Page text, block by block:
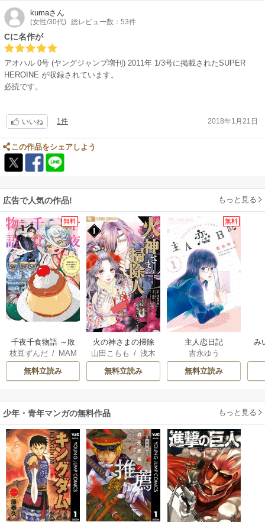
kumaさん
(女性/30代) 総レビュー数：53件
Cに名作が
アオハル 0号 (ヤングジャンプ増刊) 2011年 1/3号に掲載されたSUPER
HEROINE が収録されています。
必読です。
いいね 1件 2018年1月21日
この作品をシェアしよう
広告で人気の作品! もっと見る
無料
千夜千食物語 ～敗
国の姫ですが氷の
皇子殿下がどうも
溺愛してくれてい
枝豆ずんだ/ MAM
AKOTO / 鴉羽凛燈
無料立読み
火の神さまの掃除
人ですが、いつの
間にか花嫁として
溺愛されています
山田こもも /浅木
伊都/SNC
無料立読み
無料
主人恋日記
吉永ゆう
無料立読み
み
少年・青年マンガの無料作品 もっと見る